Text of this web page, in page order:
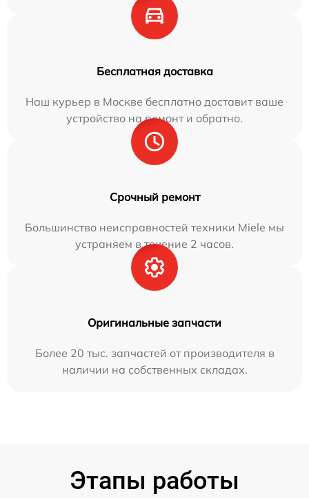
Бесплатная доставка
Наш курьер в Москве бесплатно доставит ваше
устройство на ремонт и обратно.
Срочный ремонт
Большинство неисправностей техники Miele мы
устраняем в течение 2 часов.
Оригинальные запчасти
Более 20 тыс. запчастей от производителя в
наличии на собственных складах.
Этапы работы